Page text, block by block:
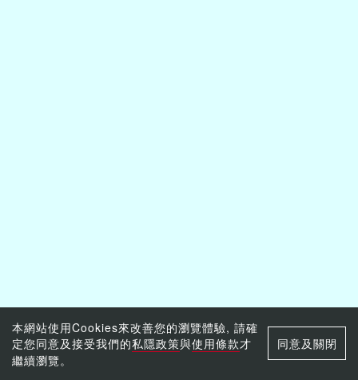
本網站使用Cookies來改善您的瀏覽體驗, 請確
定您同意及接受我們的私隱政策與使用條款才
繼續瀏覽。
同意及關閉